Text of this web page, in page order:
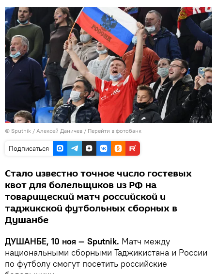
© Sputnik / Алексей Даничев / Перейти в фотобанк
Подписаться
Стало известно точное число гостевых
квот для болельщиков из РФ на
товарищеский матч российской и
таджикской футбольных сборных в
Душанбе
ДУШАНБЕ, 10 ноя — Sputnik. Матч между
национальными сборными Таджикистана и России
по футболу смогут посетить российские